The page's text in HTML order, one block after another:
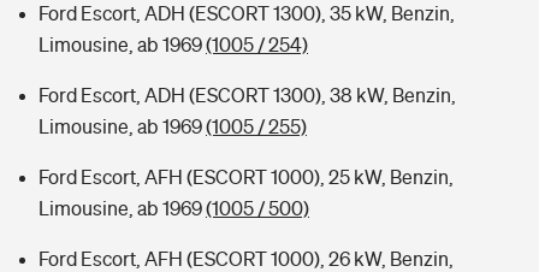
Ford Escort, ADH (ESCORT 1300), 35 kW, Benzin,
Limousine, ab 1969(1005 / 254)
Ford Escort, ADH (ESCORT 1300), 38 kW, Benzin,
Limousine, ab 1969(1005 / 255)
Ford Escort, AFH (ESCORT 1000), 25 kW, Benzin,
Limousine, ab 1969(1005 / 500)
Ford Escort, AFH (ESCORT 1000), 26 kW, Benzin,